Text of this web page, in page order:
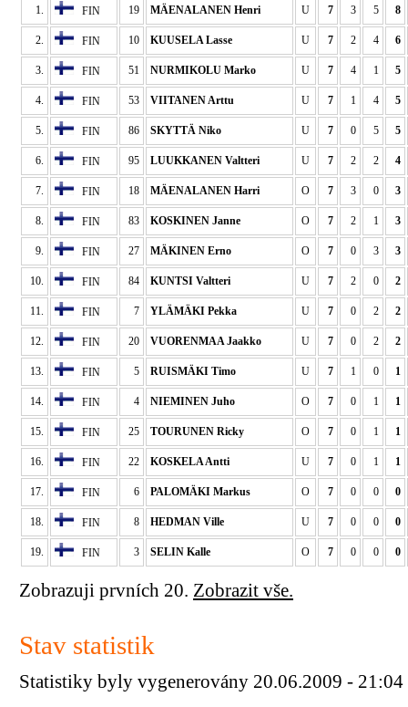
1. FIN 19 MÄENALANEN Henri U 7 3 5 8
2. FIN 10 KUUSELA Lasse U 7 2 4 6
3. FIN 51 NURMIKOLU Marko U 7 4 1 5
4. FIN 53 VIITANEN Arttu U 7 1 4 5
5. FIN 86 SKYTTÄ Niko U 7 0 5 5
6. FIN 95 LUUKKANEN Valtteri U 7 2 2 4
7. FIN 18 MÄENALANEN Harri O 7 3 0 3
8. FIN 83 KOSKINEN Janne O 7 2 1 3
9. FIN 27 MÄKINEN Erno O 7 0 3 3
10. FIN 84 KUNTSI Valtteri U 7 2 0 2
11. FIN 7 YLÄMÄKI Pekka U 7 0 2 2
12. FIN 20 VUORENMAA Jaakko U 7 0 2 2
13. FIN 5 RUISMÄKI Timo U 7 1 0 1
14. FIN 4 NIEMINEN Juho O 7 0 1 1
15. FIN 25 TOURUNEN Ricky O 7 0 1 1
16. FIN 22 KOSKELA Antti U 7 0 1 1
17. FIN 6 PALOMÄKI Markus O 7 0 0 0
18. FIN 8 HEDMAN Ville U 7 0 0 0
19. FIN 3 SELIN Kalle O 7 0 0 0
Zobrazuji prvních 20. Zobrazit vše.
Stav statistik
Statistiky byly vygenerovány 20.06.2009 - 21:04